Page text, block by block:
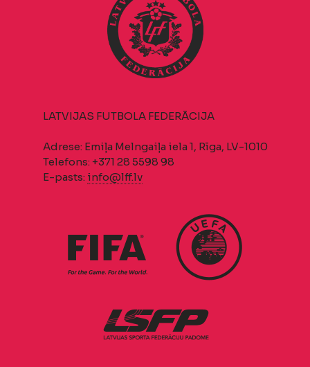
LATVIJAS FUTBOLA FEDERĀCIJA
Adrese: Emiļa Melngaiļa iela 1, Rīga, LV-1010
Telefons: +371 28 5598 98
E-pasts: info@lff.lv